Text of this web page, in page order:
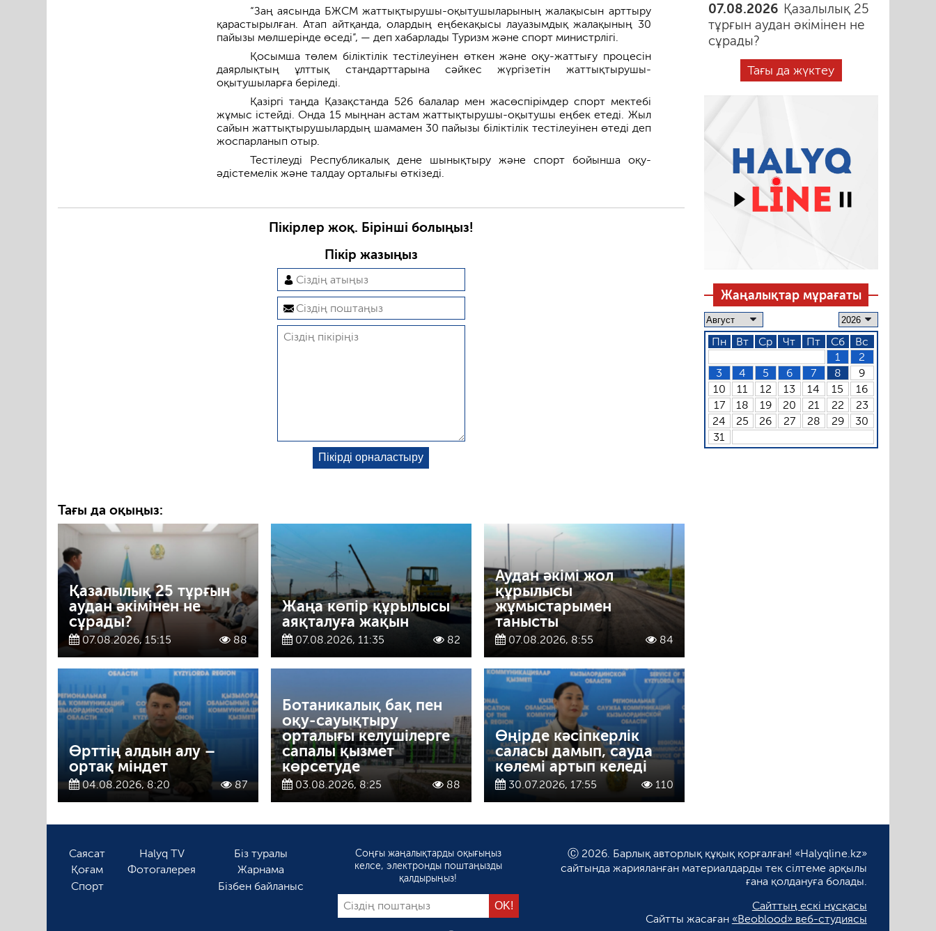
“Заң аясында БЖСМ жаттықтырушы-оқытушыларының жалақысын арттыру
қарастырылған. Атап айтқанда, олардың еңбекақысы лауазымдық жалақының 30
пайызы мөлшерінде өседі”, — деп хабарлады Туризм және спорт министрлігі.
Қосымша төлем біліктілік тестілеуінен өткен және оқу-жаттығу процесін
даярлықтың ұлттық стандарттарына сәйкес жүргізетін жаттықтырушы-
оқытушыларға беріледі.
Қазіргі таңда Қазақстанда 526 балалар мен жасөспірімдер спорт мектебі
жұмыс істейді. Онда 15 мыңнан астам жаттықтырушы-оқытушы еңбек етеді. Жыл
сайын жаттықтырушылардың шамамен 30 пайызы біліктілік тестілеуінен өтеді деп
жоспарланып отыр.
Тестілеуді Республикалық дене шынықтыру және спорт бойынша оқу-
әдістемелік және талдау орталығы өткізеді.
Пікірлер жоқ. Бірінші болыңыз!
Пікір жазыңыз
Тағы да оқыңыз:
Қазалылық 25 тұрғын
аудан әкімінен не
сұрады?
07.08.2026, 15:15 88
Жаңа көпір құрылысы
аяқталуға жақын
07.08.2026, 11:35 82
Аудан әкімі жол
құрылысы
жұмыстарымен
танысты
07.08.2026, 8:55 84
Өрттің алдын алу –
ортақ міндет
04.08.2026, 8:20 87
Ботаникалық бақ пен
оқу-сауықтыру
орталығы келушілерге
сапалы қызмет
көрсетуде
03.08.2026, 8:25 88
Өңірде кәсіпкерлік
саласы дамып, сауда
көлемі артып келеді
30.07.2026, 17:55 110
07.08.2026 Қазалылық 25
тұрғын аудан әкімінен не
сұрады?
Тағы да жүктеу
Жаңалықтар мұрағаты
Пн Вт Ср Чт Пт Сб
Вс
1
2
3
4 5 6 7 8
9
10
11 12 13 14 15
16
17
18 19 20 21 22
23
24
25 26 27 28 29
30
31
Саясат
Қоғам
Спорт
Halyq TV
Фотогалерея
Біз туралы
Жарнама
Бізбен байланыс
Соңғы жаңалықтарды оқығыңыз
келсе, электронды поштаңызды
қалдырыңыз!
Ⓒ 2026. Барлық авторлық құқық қорғалған! «Halyqline.kz»
сайтында жарияланған материалдарды тек сілтеме арқылы
ғана қолдануға болады.
Сайттың ескі нұсқасы
Сайтты жасаған «Beoblood» веб-студиясы